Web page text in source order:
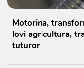
Motorina,
lovi agricultura,
tuturor